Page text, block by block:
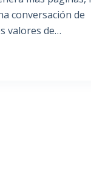
conversación de
valores de…